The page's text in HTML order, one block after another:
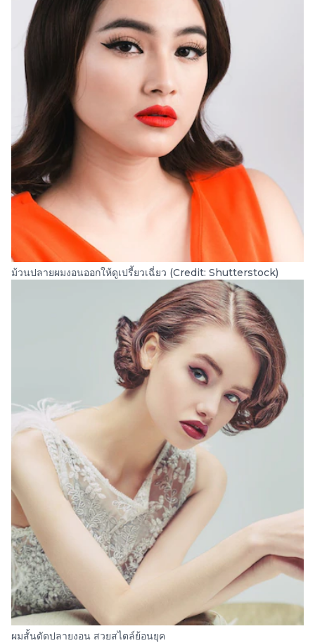
ม้วนปลายผมงอนออกให้ดูเปรี้ยวเฉี่ยว (Credit: Shutterstock)
ผมสั้นดัดปลายงอน สวยสไตล์ย้อนยุค